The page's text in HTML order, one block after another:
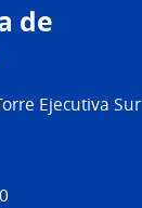
de
Ejecutiva Sur